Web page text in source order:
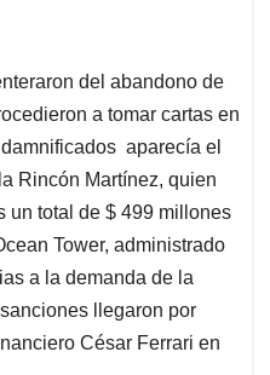
del abandono de
a tomar cartas en
aparecía el
Rincón Martínez, quien
un total de $ 499 millones
Tower, administrado
a la demanda de la
llegaron por
César Ferrari en